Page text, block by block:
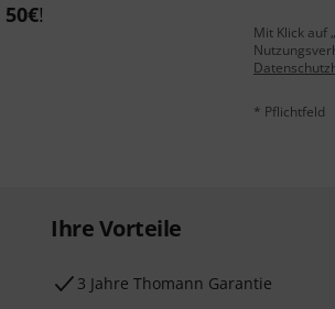
50€!
Mit Klick auf
* Pflichtfeld
Ihre Vorteile
3 Jahre Thomann Garantie